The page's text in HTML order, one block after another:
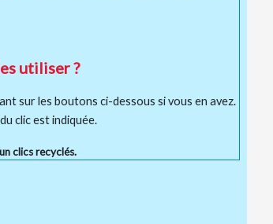
utiliser ?
sur les boutons ci-dessous si vous en avez.
clic est indiquée.
clics recyclés.